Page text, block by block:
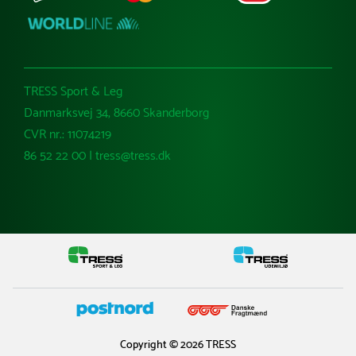
TRESS Sport & Leg
Danmarksvej 34, 8660 Skanderborg
CVR nr.: 11074219
86 52 22 00 | tress@tress.dk
Copyright © 2026 TRESS